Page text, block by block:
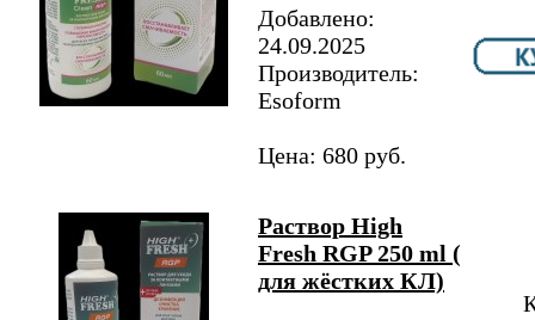
Добавлено:
24.09.2025
Производитель:
Esoform
Цена: 680 руб.
Раствор High
Fresh RGP 250 ml (
для жёстких КЛ)